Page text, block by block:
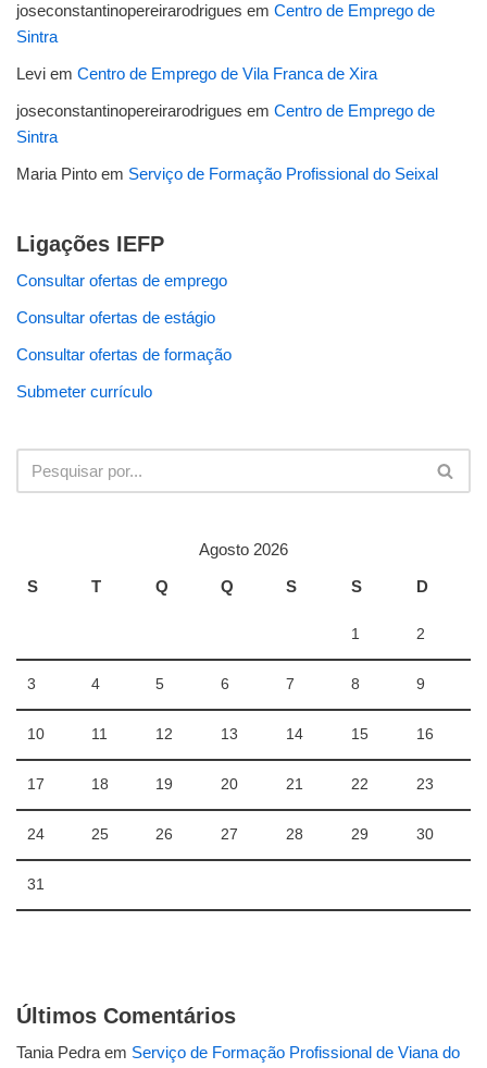
joseconstantinopereirarodrigues em Centro de Emprego de
Sintra
Levi em Centro de Emprego de Vila Franca de Xira
joseconstantinopereirarodrigues em Centro de Emprego de
Sintra
Maria Pinto em Serviço de Formação Profissional do Seixal
Ligações IEFP
Consultar ofertas de emprego
Consultar ofertas de estágio
Consultar ofertas de formação
Submeter currículo
Agosto 2026
S
T Q Q S S D
1 2
3 4 5 6 7 8 9
10 11 12 13 14 15 16
17 18 19 20 21 22 23
24 25 26 27 28 29 30
31
Últimos Comentários
Tania Pedra em Serviço de Formação Profissional de Viana do